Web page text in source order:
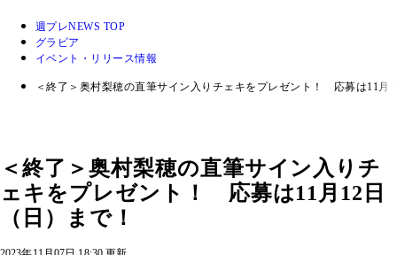
週プレNEWS TOP
グラビア
イベント・リリース情報
＜終了＞奥村梨穂の直筆サイン入りチェキをプレゼント！ 応募は11月
＜終了＞奥村梨穂の直筆サイン入りチ
ェキをプレゼント！ 応募は11月12日
（日）まで！